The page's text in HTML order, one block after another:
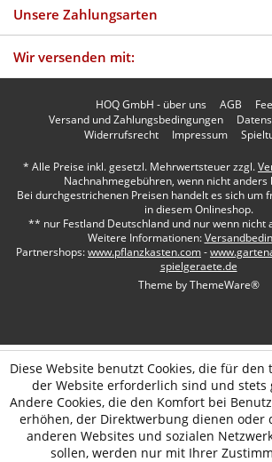
Unsere Zahlungsarten
Wir versenden mit:
HOQ GmbH - über uns AGB
Versand und Zahlungsbedingungen
Widerrufsrecht
Impressum
* Alle Preise inkl. gesetzl. Mehrwertsteuer zzgl.
Nachnahmegebühren, wenn nicht anders
Bei durchgestrichenen Preisen handelt es sich um
in diesem Onlineshop.
** nur Festland Deutschland und nur wenn nicht
Weitere Informationen:
Partnershops:www.pflanzkasten.com-
spielgeraete.de
Theme byThemeWare®
Diese Website benutzt Cookies, die für
der Website erforderlich sind und stets
Andere Cookies, die den Komfort bei
erhöhen, der Direktwerbung dienen oder
anderen Websites und sozialen
sollen, werden nur mit Ihrer